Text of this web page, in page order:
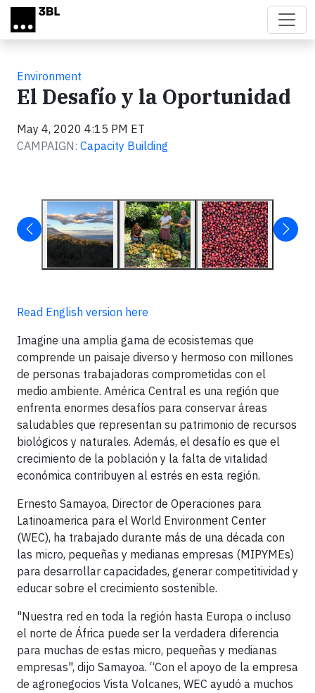
Skip to main content
Environment
El Desafío y la Oportunidad
May 4, 2020 4:15 PM ET
CAMPAIGN: Capacity Building
Read English version here
Imagine una amplia gama de ecosistemas que
comprende un paisaje diverso y hermoso con millones
de personas trabajadoras comprometidas con el
medio ambiente. América Central es una región que
enfrenta enormes desafíos para conservar áreas
saludables que representan su patrimonio de recursos
biológicos y naturales. Además, el desafío es que el
crecimiento de la población y la falta de vitalidad
económica contribuyen al estrés en esta región.
Ernesto Samayoa, Director de Operaciones para
Latinoamerica para el World Environment Center
(WEC), ha trabajado durante más de una década con
las micro, pequeñas y medianas empresas (MIPYMEs)
para desarrollar capacidades, generar competitividad y
educar sobre el crecimiento sostenible.
"Nuestra red en toda la región hasta Europa o incluso
el norte de África puede ser la verdadera diferencia
para muchas de estas micro, pequeñas y medianas
empresas", dijo Samayoa. “Con el apoyo de la empresa
de agronegocios Vista Volcanes, WEC ayudó a muchos